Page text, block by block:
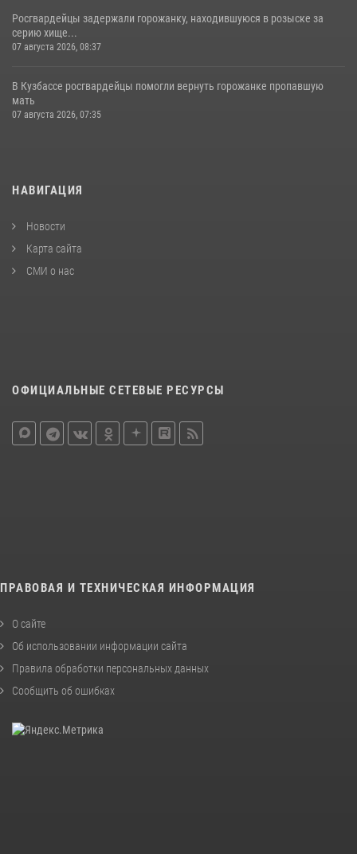
Росгвардейцы задержали горожанку, находившуюся в розыске за
серию хище...
07 августа 2026, 08:37
В Кузбассе росгвардейцы помогли вернуть горожанке пропавшую
мать
07 августа 2026, 07:35
НАВИГАЦИЯ
Новости
Карта сайта
СМИ о нас
ОФИЦИАЛЬНЫЕ СЕТЕВЫЕ РЕСУРСЫ
ПРАВОВАЯ И ТЕХНИЧЕСКАЯ ИНФОРМАЦИЯ
О сайте
Об использовании информации сайта
Правила обработки персональных данных
Сообщить об ошибках